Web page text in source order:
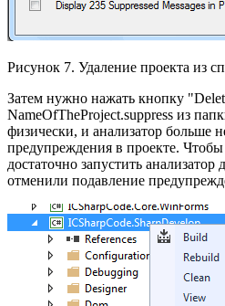
Рисунок 7. Удаление проекта из
Затем нужно нажать кнопку
NameOfTheProject.suppress из
физически, и анализатор больше
предупреждения в проекте.
достаточно запустить
отменили подавление